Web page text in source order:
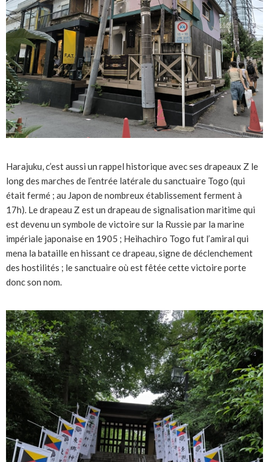
Harajuku, c’est aussi un rappel historique avec ses drapeaux Z le
long des marches de l’entrée latérale du sanctuaire Togo (qui
était fermé ; au Japon de nombreux établissement ferment à
17h). Le drapeau Z est un drapeau de signalisation maritime qui
est devenu un symbole de victoire sur la Russie par la marine
impériale japonaise en 1905 ; Heihachiro Togo fut l’amiral qui
mena la bataille en hissant ce drapeau, signe de déclenchement
des hostilités ; le sanctuaire où est fêtée cette victoire porte
donc son nom.